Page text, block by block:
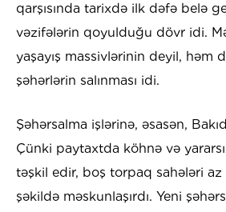
qarşısında tarixdə ilk dəfə belə
vəzifələrin qoyulduğu dövr idi.
yaşayış massivlərinin deyil, həm
şəhərlərin salınması idi.
Şəhərsalma işlərinə, əsasən,
Çünki paytaxtda köhnə və
təşkil edir, boş torpaq sahələri az
şəkildə məskunlaşırdı. Yeni